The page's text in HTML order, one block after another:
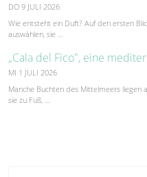
DO 9 JULI 2026
Wie entsteht ein Duft? Auf den ersten
auswählen, sie …
„Cala del Fico", eine
MI 1 JULI 2026
Manche Buchten des Mittelmeers
sie zu Fuß, …